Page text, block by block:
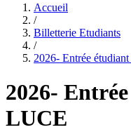
Accueil
/
Billetterie Etudiants
/
2026- Entrée
2026-
LUCE